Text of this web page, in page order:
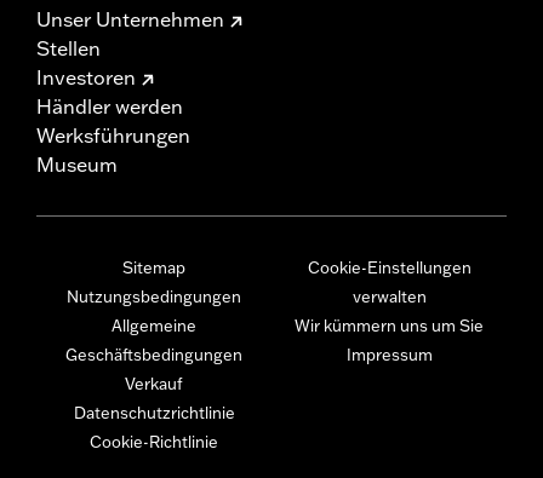
Unser Unternehmen
Stellen
Investoren
Händler werden
Werksführungen
Museum
Sitemap
Nutzungsbedingungen
Allgemeine
Geschäftsbedingungen
Verkauf
Datenschutzrichtlinie
Cookie-Richtlinie
Cookie-Einstellungen
verwalten
Wir kümmern uns um Sie
Impressum